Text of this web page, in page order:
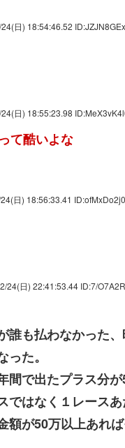
24(日) 18:54:46.52
24(日) 18:55:23.98
て酷いよな
24(日) 18:56:33.41 ID:ofMxDo2j0
24(日) 22:41:53.44 ID:7/
誰も払わなかった
た。
で出たプラス分が
はなく１レース
が50万以上あれ